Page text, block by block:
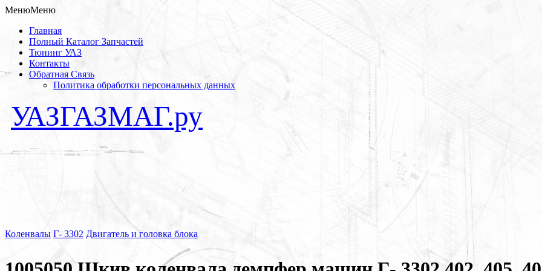
МенюМеню
Главная
Полный Каталог Запчастей
Тюнинг УАЗ
Контакты
Обратная Связь
Политика обработки персональных данных
УАЗГАЗМАГ.ру
Коленвалы Г- 3302 Двигатель и головка блока